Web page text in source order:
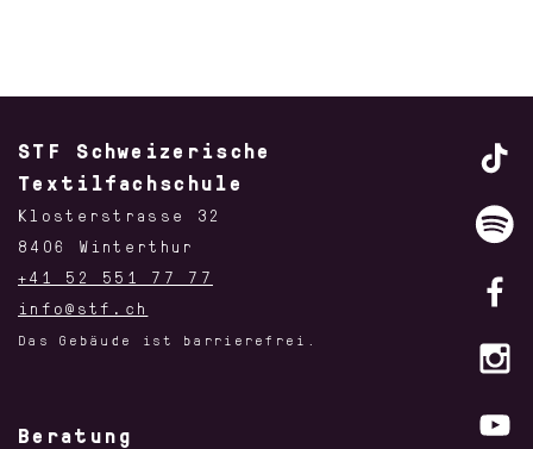
STF Schweizerische
Textilfachschule
Klosterstrasse 32
8406 Winterthur
+41 52 551 77 77
info@stf.ch
Das Gebäude ist barrierefrei.
Beratung